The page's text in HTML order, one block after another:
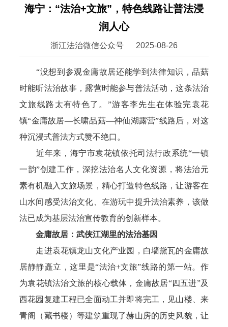
海宁：“法治+文旅”，特色线路让普法浸
润人心
浙江法治微信公众号 2025-08-26
“没想到参观金庸故居还能学到法律知识，品菇
时能听法治故事，露营时能参与普法活动，这条法治
文旅线路太有特色了。”游客李先生在体验完袁花
镇“金庸故居—长啸品菇—神仙湖露营”线路后，对这
种沉浸式普法方式赞不绝口。
近年来，海宁市袁花镇依托司法行政系统“一镇
一韵”创建工作，深挖法治名人文化资源，将法治元
素有机融入文旅场景，精心打造特色线路，让游客在
山水间感受法治文化、在游玩中提升法治素养，该做
法已成为基层法治宣传教育的创新样本。
金庸故居：武侠江湖里的法治基因
走进袁花镇龙山文化产业园，白墙黛瓦的金庸故
居静静矗立，这里是“法治+文旅”线路的第一站。作
为袁花镇法治文旅的核心载体，金庸故居“四五进”及
西花园复建工程已全面动工并即将完工，见山楼、来
青阁（藏书楼）等建筑重现了赫山房的历史风貌，让